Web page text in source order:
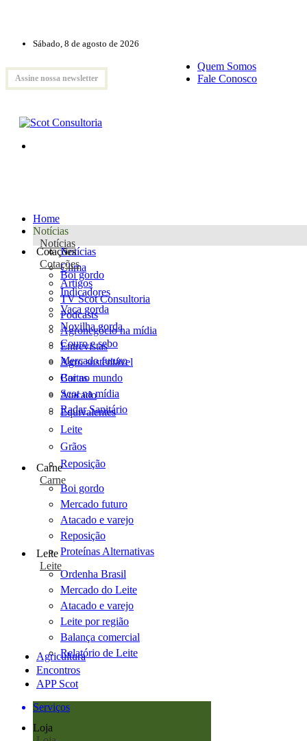
Sábado, 8 de agosto de 2026
Assine nossa newsletter
Quem Somos
Fale Conosco
Home
Notícias
Notícias
Notícias
Clima
Artigos
TV Scot Consultoria
Podcasts
Agronegócio na mídia
Entrevistas
Agro sustentável
Cartas
Scot na mídia
Radar Sanitário
Cotações
Cotações
Boi gordo
Indicadores
Vaca gorda
Novilha gorda
Couro e sebo
Mercado futuro
Boi no mundo
Atacado
Equivalentes
Leite
Grãos
Reposição
Carne
Carne
Boi gordo
Mercado futuro
Atacado e varejo
Reposição
Proteínas Alternativas
Leite
Leite
Ordenha Brasil
Mercado do Leite
Atacado e varejo
Leite por região
Balança comercial
Relatório de Leite
Agricultura
Encontros
APP Scot
Serviços
Loja